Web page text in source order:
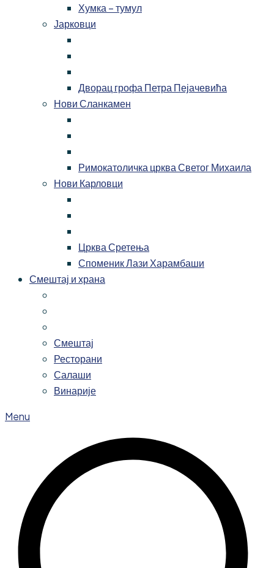
Хумка – тумул
Јарковци
Дворац грофа Петра Пејачевића
Нови Сланкамен
Римокатоличка црква Светог Михаила
Нови Карловци
Црква Сретења
Споменик Лази Харамбаши
Смештај и храна
Смештај
Ресторани
Салаши
Винарије
Menu